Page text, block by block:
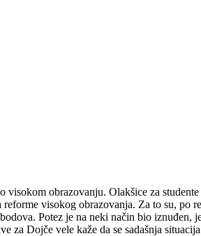
obrazovanju. Olakšice za
visokog obrazovanja. Za to su, po
Potez je na neki način bio iznuđen,
Dojče vele kaže da se sadašnja